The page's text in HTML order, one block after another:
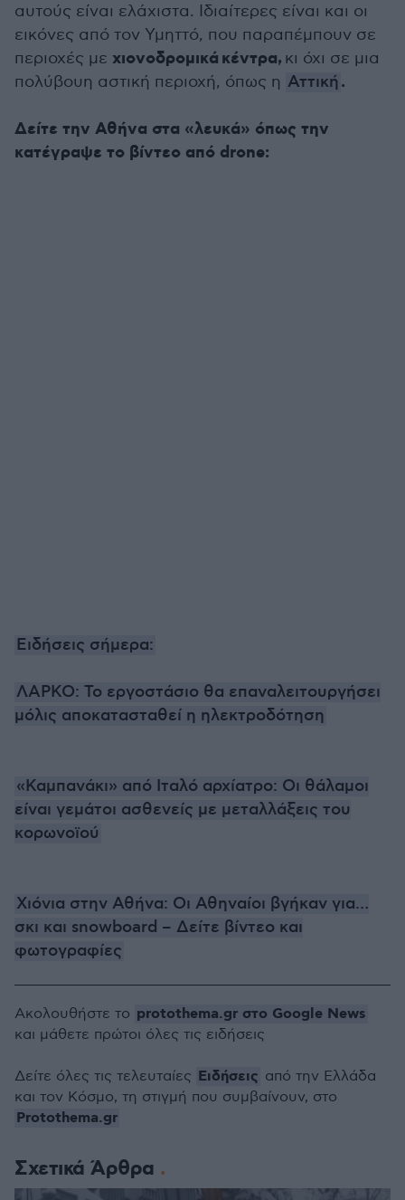
αυτούς είναι ελάχιστα. Ιδιαίτερες είναι και οι
εικόνες από τον Υμηττό, που παραπέμπουν σε
περιοχές με χιονοδρομικά κέντρα, κι όχι σε μια
πολύβουη αστική περιοχή, όπως η Αττική.
Δείτε την Αθήνα στα «λευκά» όπως την
κατέγραψε το βίντεο από drone:
Ειδήσεις σήμερα:
ΛΑΡΚΟ: Το εργοστάσιο θα επαναλειτουργήσει
μόλις αποκατασταθεί η ηλεκτροδότηση
«Καμπανάκι» από Ιταλό αρχίατρο: Οι θάλαμοι
είναι γεμάτοι ασθενείς με μεταλλάξεις του
κορωνοϊού
Χιόνια στην Αθήνα: Οι Αθηναίοι βγήκαν για…
σκι και snowboard – Δείτε βίντεο και
φωτογραφίες
Σχετικά Άρθρα
Ακολουθήστε το protothema.gr στο Google News
και μάθετε πρώτοι όλες τις ειδήσεις
Δείτε όλες τις τελευταίες Ειδήσεις από την Ελλάδα
και τον Κόσμο, τη στιγμή που συμβαίνουν, στο
Protothema.gr